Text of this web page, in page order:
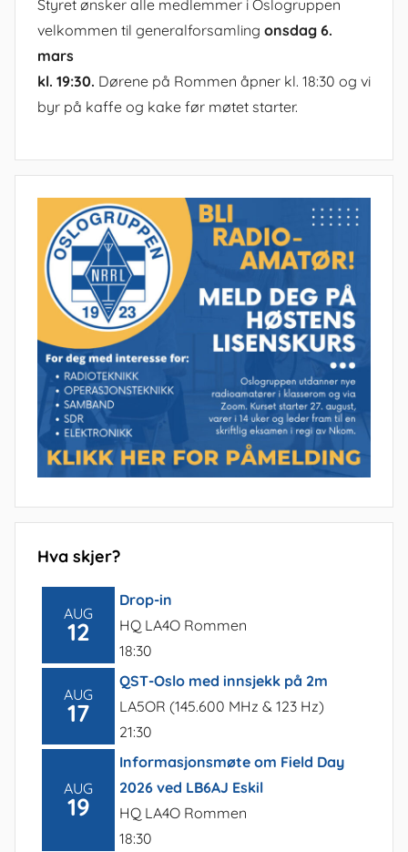
Styret ønsker alle medlemmer i Oslogruppen
velkommen til generalforsamling onsdag 6.
mars
kl. 19:30. Dørene på Rommen åpner kl. 18:30 og vi
byr på kaffe og kake før møtet starter.
Hva skjer?
AUG
12
Drop-in
HQ LA4O Rommen
18:30
AUG
17
QST-Oslo med innsjekk på 2m
LA5OR (145.600 MHz & 123 Hz)
21:30
AUG
19
Informasjonsmøte om Field Day
2026 ved LB6AJ Eskil
HQ LA4O Rommen
18:30